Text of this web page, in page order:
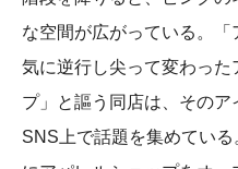
な空間が広がっている。
気に逆行し尖って変わっ
プ」と謳う同店は、その
SNS上で話題を集めてい